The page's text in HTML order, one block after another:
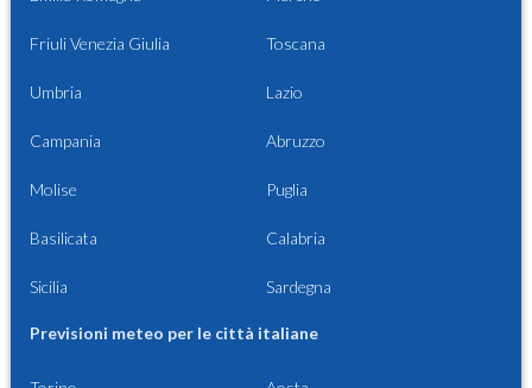
Friuli Venezia Giulia Toscana
Umbria Lazio
Campania Abruzzo
Molise Puglia
Basilicata Calabria
Sicilia Sardegna
Previsioni meteo per le città italiane